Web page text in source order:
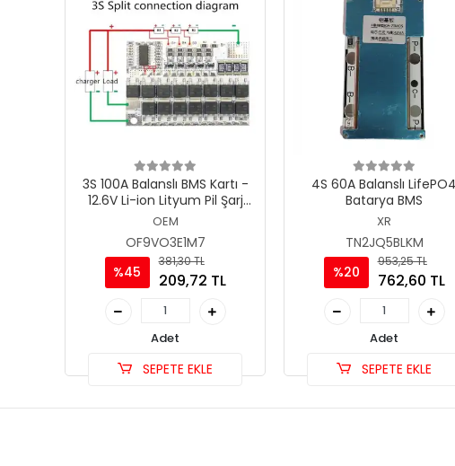
3S 100A Balanslı BMS Kartı -
12.6V Li-ion Lityum Pil Şarj
Koruma Devresi
OEM
OF9VO3E1M7
%45
381,30 TL
209,72 TL
Adet
SEPETE EKLE
4S 60A Balanslı LifePO4
Batarya BMS
XR
TN2JQ5BLKM
%20
953,25 TL
762,60 TL
Adet
SEPETE EKLE